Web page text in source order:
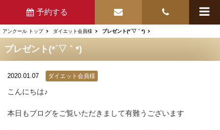
予約する
アンクール トップ ダイエット会員様 プレゼント(*´▽｀*)
プレゼント(*´▽｀*)
2020.01.07 ダイエット会員様
こんにちは♪
本日もブログをご覧いただきまして有難うございます